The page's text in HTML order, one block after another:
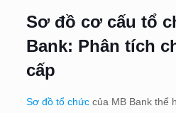
Sơ đồ cơ cấu tổ
Bank: Phân tích
cấp
Sơ đồ tổ chứccủa MB Bank thể